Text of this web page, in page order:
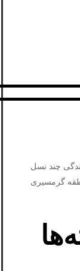
چند نسل
گرمسیری